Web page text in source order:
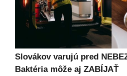
Slovákov varujú pred
Baktéria môže aj ZABÍJAŤ